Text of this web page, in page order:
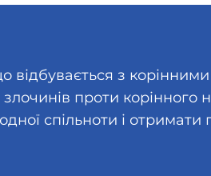
відбувається з
проти корінного
спільноти і отримати